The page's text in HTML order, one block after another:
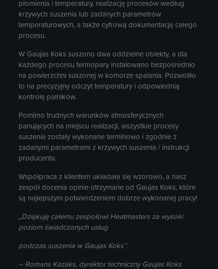
płomienia i temperatury, realizację procesów według
krzywych suszenia lub zadanych parametrów
temperaturowych, a także cyfrową dokumentację całego
procesu.
W Gaujas Koks suszono dwa oddzielne obiekty, a dla
każdego procesu termopary instalowano bezpośrednio
na powierzchni suszonej w komorze spalania. Pozwoliło
to na precyzyjny odczyt temperatury i odpowiednią
kontrolę palników.
Pomimo trudnych warunków atmosferycznych
panujących na miejscu realizacji, wszystkie procesy
suszenia zostały wykonane terminowo i zgodnie z
zadanymi parametrami z krzywych suszenia / instrukcji
producenta.
Współpraca z klientem układała się wzorowo, a nasz
zespół docenia opinie otrzymane od Gaujas Koks, które
są najlepszym potwierdzeniem dobrze wykonanej pracy!
„Dziękuję całemu zespołowi Heatmasters za wysoki
poziom świadczonych usług
podczas suszenia w Gaujas Koks”.
– Romans Kazaks, dyrektor techniczny Gaujas Koks